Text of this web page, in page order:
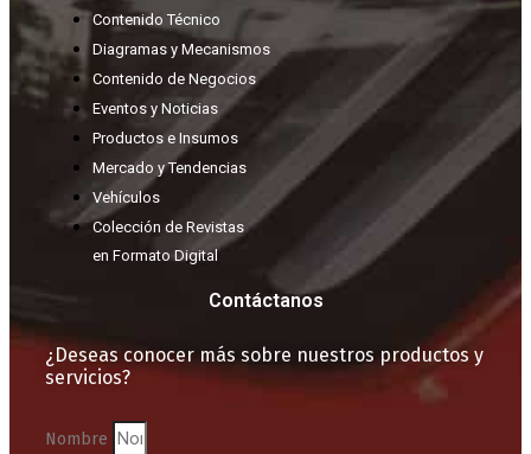
Contenido Técnico
Diagramas y Mecanismos
Contenido de Negocios
Eventos y Noticias
Productos e Insumos
Mercado y Tendencias
Vehículos
Colección de Revistas
en Formato Digital
Contáctanos
¿Deseas conocer más sobre nuestros productos y
servicios?
Nombre